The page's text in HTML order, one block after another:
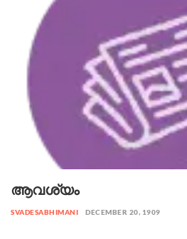
ആവശ്യം
SVADESABHIMANI DECEMBER 20, 1909